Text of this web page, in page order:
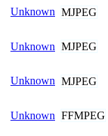
Unknown MJPEG
Unknown MJPEG
Unknown MJPEG
Unknown FFMPEG